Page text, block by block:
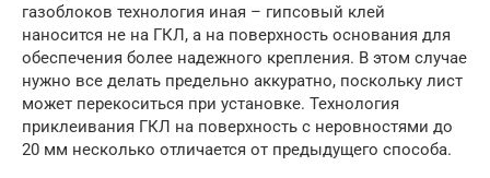
газоблоков технология иная – гипсовый клей
наносится не на ГКЛ, а на поверхность основания для
обеспечения более надежного крепления. В этом случае
нужно все делать предельно аккуратно, поскольку лист
может перекоситься при установке. Технология
приклеивания ГКЛ на поверхность с неровностями до
20 мм несколько отличается от предыдущего способа.